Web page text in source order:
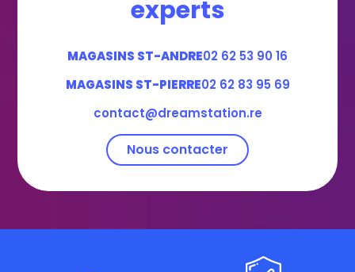
experts
MAGASINS ST-ANDRE02 62 53 90 16
MAGASINS ST-PIERRE02 62 83 95 69
contact@dreamstation.re
Nous contacter